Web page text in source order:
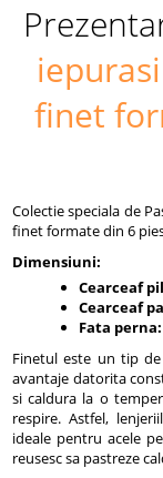
finet
Colectie speciala de
finet formate din 6
Dimensiuni:
Cearceaf
Cearceaf
Fata perna:
Finetul este un tip
avantaje datorita
si caldura la o
respire. Astfel,
ideale pentru acele
reusesc sa pastreze